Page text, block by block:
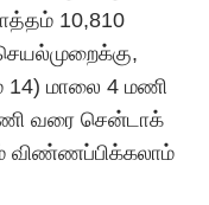
10,810
14) மாலை 4 மணி
வரை சென்டாக்